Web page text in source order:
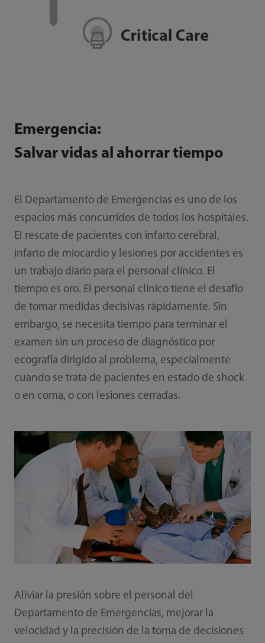
Emergencia:
Salvar vidas al ahorrar tiempo
El Departamento de Emergencias es uno de los
espacios más concurridos de todos los hospitales.
El rescate de pacientes con infarto cerebral,
infarto de miocardio y lesiones por accidentes es
un trabajo diario para el personal clínico. El
tiempo es oro. El personal clínico tiene el desafío
de tomar medidas decisivas rápidamente. Sin
embargo, se necesita tiempo para terminar el
examen sin un proceso de diagnóstico por
ecografía dirigido al problema, especialmente
cuando se trata de pacientes en estado de shock
o en coma, o con lesiones cerradas.
Aliviar la presión sobre el personal del
Departamento de Emergencias, mejorar la
velocidad y la precisión de la toma de decisiones